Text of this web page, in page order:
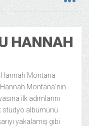
HANNAH
Hannah Montana
Montana’nın
ilk adımlarını
stüdyo albümünü
yakalamış gibi